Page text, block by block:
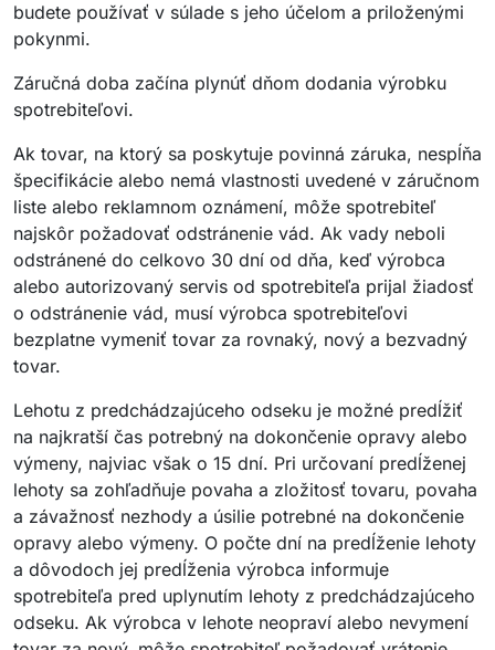
budete používať v súlade s jeho účelom a priloženými
pokynmi.
Záručná doba začína plynúť dňom dodania výrobku
spotrebiteľovi.
Ak tovar, na ktorý sa poskytuje povinná záruka, nespĺňa
špecifikácie alebo nemá vlastnosti uvedené v záručnom
liste alebo reklamnom oznámení, môže spotrebiteľ
najskôr požadovať odstránenie vád. Ak vady neboli
odstránené do celkovo 30 dní od dňa, keď výrobca
alebo autorizovaný servis od spotrebiteľa prijal žiadosť
o odstránenie vád, musí výrobca spotrebiteľovi
bezplatne vymeniť tovar za rovnaký, nový a bezvadný
tovar.
Lehotu z predchádzajúceho odseku je možné predĺžiť
na najkratší čas potrebný na dokončenie opravy alebo
výmeny, najviac však o 15 dní. Pri určovaní predĺženej
lehoty sa zohľadňuje povaha a zložitosť tovaru, povaha
a závažnosť nezhody a úsilie potrebné na dokončenie
opravy alebo výmeny. O počte dní na predĺženie lehoty
a dôvodoch jej predĺženia výrobca informuje
spotrebiteľa pred uplynutím lehoty z predchádzajúceho
odseku. Ak výrobca v lehote neopraví alebo nevymení